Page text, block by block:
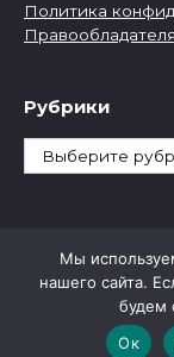
Политика
Рубрики
Рубрики
Мы
нашего сайта.
будем
Ок